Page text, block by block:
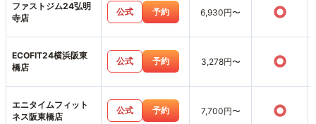
ファストジム24弘明
寺店
公式 予約 6,930円〜 ○
ECOFIT24横浜阪東
橋店
公式 予約 3,278円〜 ○
エニタイムフィット
ネス阪東橋店
公式 予約 7,700円〜 ○